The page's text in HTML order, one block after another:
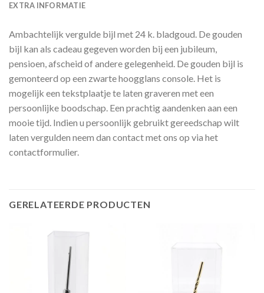
EXTRA INFORMATIE
Ambachtelijk vergulde bijl met 24 k. bladgoud. De gouden
bijl kan als cadeau gegeven worden bij een jubileum,
pensioen, afscheid of andere gelegenheid. De gouden bijl is
gemonteerd op een zwarte hoogglans console. Het is
mogelijk een tekstplaatje te laten graveren met een
persoonlijke boodschap. Een prachtig aandenken aan een
mooie tijd. Indien u persoonlijk gebruikt gereedschap wilt
laten vergulden neem dan contact met ons op via het
contactformulier.
GERELATEERDE PRODUCTEN